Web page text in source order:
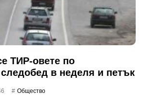
ТИР-овете по
следобед в неделя и петък
Общество